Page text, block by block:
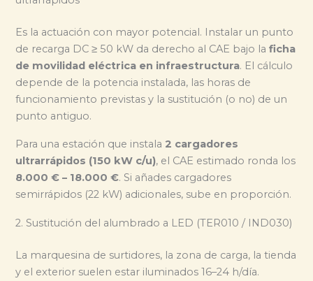
Es la actuación con mayor potencial. Instalar un punto
de recarga DC ≥ 50 kW da derecho al CAE bajo laficha
de movilidad eléctrica en infraestructura. El cálculo
depende de la potencia instalada, las horas de
funcionamiento previstas y la sustitución (o no) de un
punto antiguo.
Para una estación que instala 2 cargadores
ultrarrápidos (150 kW c/u), el CAE estimado ronda los
8.000 € – 18.000 €. Si añades cargadores
semirrápidos (22 kW) adicionales, sube en proporción.
2. Sustitución del alumbrado a LED (TER010 / IND030)
La marquesina de surtidores, la zona de carga, la tienda
y el exterior suelen estar iluminados 16–24 h/día.